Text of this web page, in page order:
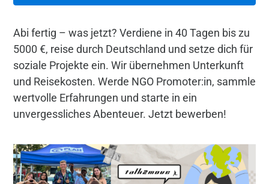
Abi fertig – was jetzt? Verdiene in 40 Tagen bis zu
5000 €, reise durch Deutschland und setze dich für
soziale Projekte ein. Wir übernehmen Unterkunft
und Reisekosten. Werde NGO Promoter:in, sammle
wertvolle Erfahrungen und starte in ein
unvergessliches Abenteuer. Jetzt bewerben!